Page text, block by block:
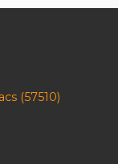
(57510)